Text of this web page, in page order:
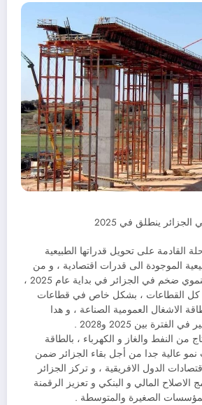
ينطلق في 2025
القادمة على تحويل قدراتها الطبيعية
الموجودة الى قدرات اقتصادية ، و من
المتوقع اطلاق برنامج تنموي ضخم في الجزائر في بداية عام 2025 ،
كل القطاعات ، بشكل خاص في قطاعات
الاشغال العمومية الصناعة ، و هدا
بين 2025 و2028 .
من النفط والغاز و الكهرباء ، بالطاقة
عالية جدا من أجل بقاء الجزائر ضمن
الدول الافريقية ، و تركز الجزائر
الاصلاح المالي و البنكي و تعزيز الرقمنة
الصغيرة والمتوسطة .